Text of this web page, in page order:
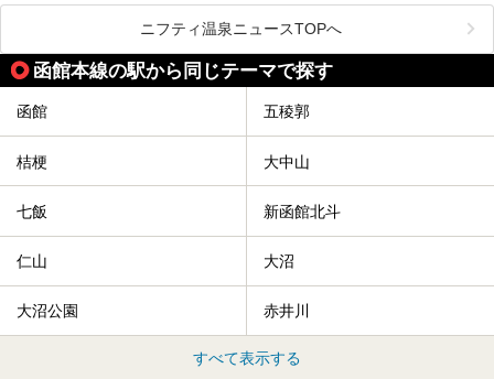
この施設は、温泉・サウナの「休日湯」・ラウンジの「THE
LOUNGE DAYOF」・グルメ「休日洋麺店」・ホテル「エク
スクラメーションホテル」で構成された、まさに大人の癒し
空間。
今回は、そんな「休日ビルヂング」の魅力を5つのポイント
ニフティ温泉ニュースTOPへ
函館本線の駅から同じテーマで探す
函館 五稜郭
桔梗 大中山
七飯 新函館北斗
仁山 大沼
大沼公園 赤井川
すべて表示する